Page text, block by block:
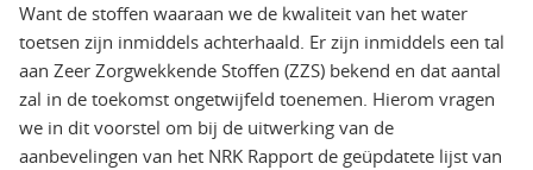
Want de stoffen waaraan we de kwaliteit van het water
toetsen zijn inmiddels achterhaald. Er zijn inmiddels een tal
aan Zeer Zorgwekkende Stoffen (ZZS) bekend en dat aantal
zal in de toekomst ongetwijfeld toenemen. Hierom vragen
we in dit voorstel om bij de uitwerking van de
aanbevelingen van het NRK Rapport de geüpdatete lijst van